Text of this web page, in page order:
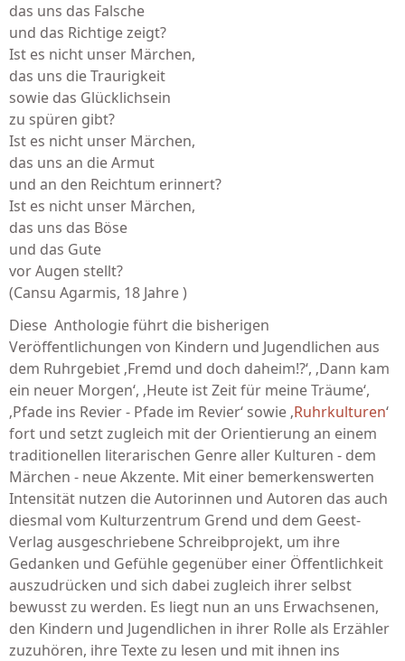
das uns das Falsche
und das Richtige zeigt?
Ist es nicht unser Märchen,
das uns die Traurigkeit
sowie das Glücklichsein
zu spüren gibt?
Ist es nicht unser Märchen,
das uns an die Armut
und an den Reichtum erinnert?
Ist es nicht unser Märchen,
das uns das Böse
und das Gute
vor Augen stellt?
(Cansu Agarmis, 18 Jahre )
Diese Anthologie führt die bisherigen
Veröffentlichungen von Kindern und Jugendlichen aus
dem Ruhrgebiet ‚Fremd und doch daheim!?‘, ‚Dann kam
ein neuer Morgen‘, ‚Heute ist Zeit für meine Träume‘,
‚Pfade ins Revier - Pfade im Revier‘ sowie ‚Ruhrkulturen‘
fort und setzt zugleich mit der Orientierung an einem
traditionellen literarischen Genre aller Kulturen - dem
Märchen - neue Akzente. Mit einer bemerkenswerten
Intensität nutzen die Autorinnen und Autoren das auch
diesmal vom Kulturzentrum Grend und dem Geest-
Verlag ausgeschriebene Schreibprojekt, um ihre
Gedanken und Gefühle gegenüber einer Öffentlichkeit
auszudrücken und sich dabei zugleich ihrer selbst
bewusst zu werden. Es liegt nun an uns Erwach­senen,
den Kindern und Jugendlichen in ihrer Rolle als Erzähler
zuzuhören, ihre Texte zu lesen und mit ihnen ins